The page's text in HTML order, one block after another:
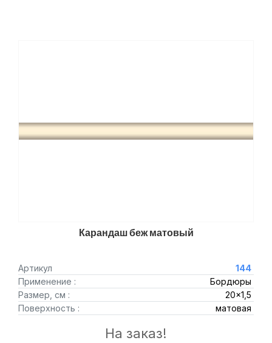
Карандаш беж матовый
Артикул
144
Применение :
Бордюры
Размер, см :
20x1,5
Поверхность :
матовая
На заказ!